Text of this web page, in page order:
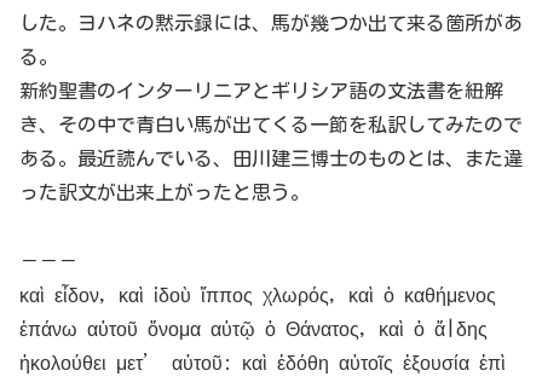
した。ヨハネの黙示録には、馬が幾つか出て来る箇所があ
る。
新約聖書のインターリニアとギリシア語の文法書を紐解
き、その中で青白い馬が出てくる一節を私訳してみたので
ある。最近読んでいる、田川建三博士のものとは、また違
った訳文が出来上がったと思う。
－－－
καὶ εἶδον, καὶ ἰδοὺ ἵππος χλωρός, καὶ ὁ καθήμενος
ἐπάνω αὐτοῦ ὄνομα αὐτῷ ὁ Θάνατος, καὶ ὁ ἅ|δης
ἠκολούθει μετ’ αὐτοῦ: καὶ ἐδόθη αὐτοῖς ἐξουσία ἐπὶ